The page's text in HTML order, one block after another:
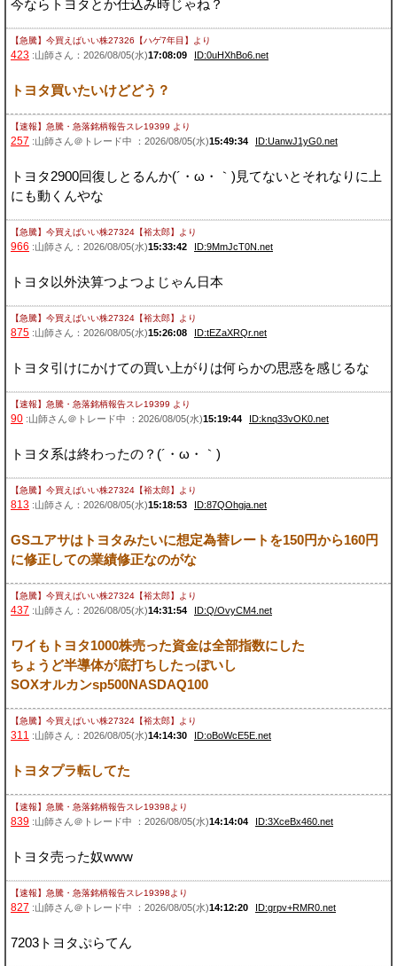
今ならトヨタとか仕込み時じゃね？
【急騰】今買えばいい株27326【ハゲ7年目】 より
423 :山師さん：2026/08/05(水)17:08:09 ID:0uHXhBo6.net
トヨタ買いたいけどどう？
【速報】急騰・急落銘柄報告スレ19399 より
257 :山師さん＠トレード中 ：2026/08/05(水)15:49:34 ID:UanwJ1yG0.net
トヨタ2900回復しとるんか(´・ω・｀)見てないとそれなりに上
にも動くんやな
【急騰】今買えばいい株27324【裕太郎】 より
966 :山師さん：2026/08/05(水)15:33:42 ID:9MmJcT0N.net
トヨタ以外決算つよつよじゃん日本
【急騰】今買えばいい株27324【裕太郎】 より
875 :山師さん：2026/08/05(水)15:26:08 ID:tEZaXRQr.net
トヨタ引けにかけての買い上がりは何らかの思惑を感じるな
【速報】急騰・急落銘柄報告スレ19399 より
90 :山師さん＠トレード中 ：2026/08/05(水)15:19:44 ID:knq33vOK0.net
トヨタ系は終わったの？(´・ω・｀)
【急騰】今買えばいい株27324【裕太郎】 より
813 :山師さん：2026/08/05(水)15:18:53 ID:87QOhgja.net
GSユアサはトヨタみたいに想定為替レートを150円から160円
に修正しての業績修正なのがな
【急騰】今買えばいい株27324【裕太郎】 より
437 :山師さん：2026/08/05(水)14:31:54 ID:Q/OvyCM4.net
ワイもトヨタ1000株売った資金は全部指数にした
ちょうど半導体が底打ちしたっぽいし
SOXオルカンsp500NASDAQ100
【急騰】今買えばいい株27324【裕太郎】 より
311 :山師さん：2026/08/05(水)14:14:30 ID:oBoWcE5E.net
トヨタプラ転してた
【速報】急騰・急落銘柄報告スレ19398 より
839 :山師さん＠トレード中 ：2026/08/05(水)14:14:04 ID:3XceBx460.net
トヨタ売った奴www
【速報】急騰・急落銘柄報告スレ19398 より
827 :山師さん＠トレード中 ：2026/08/05(水)14:12:20 ID:grpv+RMR0.net
7203トヨタぷらてん